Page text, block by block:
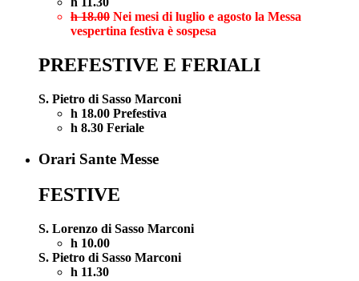
h 18.00 Nei mesi di luglio e agosto la Messa
vespertina festiva è sospesa
PREFESTIVE E FERIALI
S. Pietro di Sasso Marconi
h 18.00 Prefestiva
h 8.30 Feriale
Orari Sante Messe
FESTIVE
S. Lorenzo di Sasso Marconi
h 10.00
S. Pietro di Sasso Marconi
h 11.30